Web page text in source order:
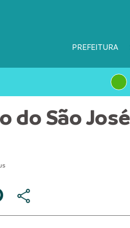
PREFEITURA
do São